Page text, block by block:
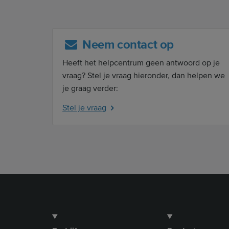
Neem contact op
Heeft het helpcentrum geen antwoord op je
vraag? Stel je vraag hieronder, dan helpen we
je graag verder:
Stel je vraag